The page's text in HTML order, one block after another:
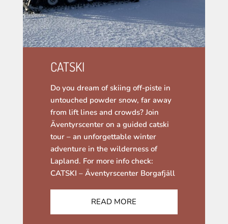
CATSKI
Do you dream of skiing off-piste in
untouched powder snow, far away
from lift lines and crowds? Join
Äventyrscenter on a guided catski
tour – an unforgettable winter
adventure in the wilderness of
Lapland. For more info check:
CATSKI – Äventyrscenter Borgafjäll
READ MORE